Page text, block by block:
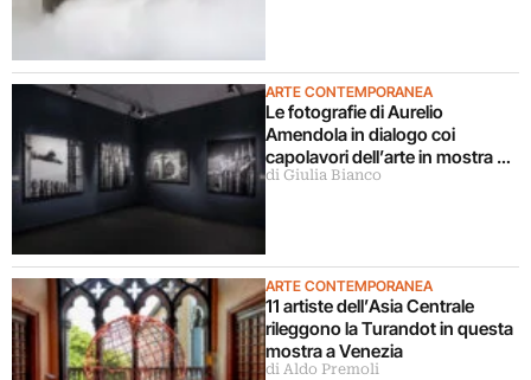
ARTE CONTEMPORANEA
Le fotografie di Aurelio
Amendola in dialogo coi
capolavori dell’arte in mostra a
Milano
di Giulia Bianco
ARTE CONTEMPORANEA
11 artiste dell’Asia Centrale
rileggono la Turandot in questa
mostra a Venezia
di Aldo Premoli